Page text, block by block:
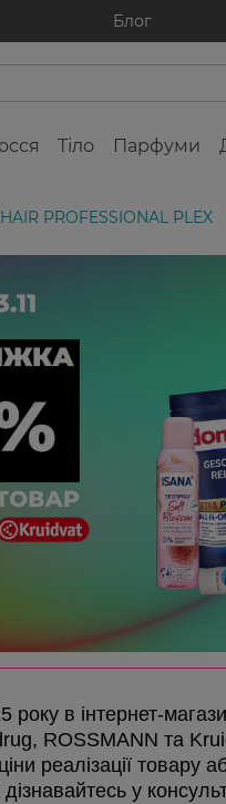
Блог
Тіло Парфуми
PROFESSIONAL PLEX
року в інтернет-
ROSSMANN та
реалізації товару
дізнавайтесь у